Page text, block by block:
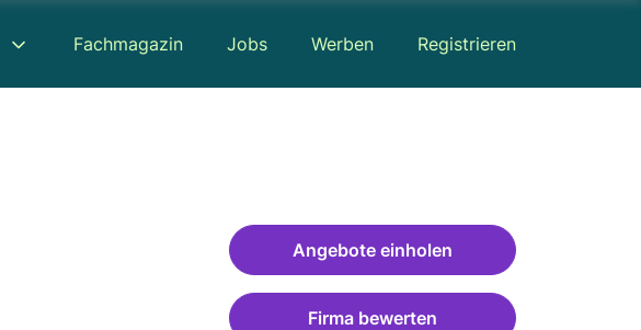
Fachmagazin Jobs Werben Registrieren
Angebote einholen
Firma bewerten